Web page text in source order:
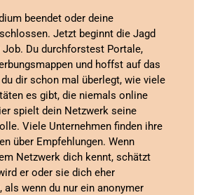
beendet oder deine
Jetzt beginnt die Jagd
Job. Du durchforstest Portale,
und hoffst auf das
dir schon mal überlegt, wie viele
es gibt, die niemals online
spielt dein Netzwerk seine
Viele Unternehmen finden ihre
über Empfehlungen. Wenn
Netzwerk dich kennt, schätzt
er oder sie dich eher
als wenn du nur ein anonymer